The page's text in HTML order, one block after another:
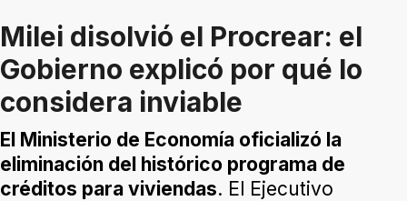
Milei disolvió el Procrear: el
Gobierno explicó por qué lo
considera inviable
El Ministerio de Economía oficializó la
eliminación del histórico programa de
créditos para viviendas. El Ejecutivo